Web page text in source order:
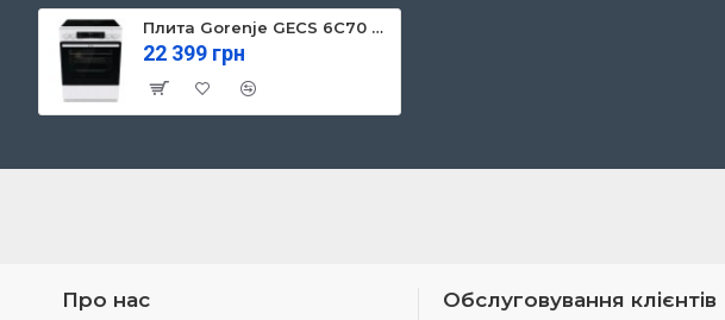
Плита Gorenje GECS 6C70 WC (GECS6C70WC)
22 399 грн
Про нас Обслуговування клієнтів